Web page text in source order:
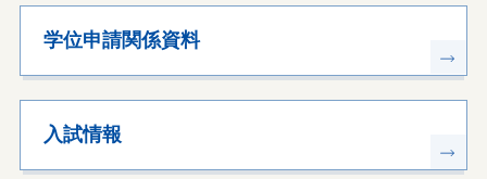
学位申請関係資料
入試情報